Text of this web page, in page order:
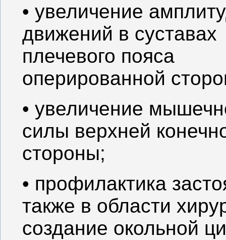
• увеличение
движений в суставах
плечевого пояса
оперированной
• увеличение
силы верхней
стороны;
• профилактика
также в области
создание окольной